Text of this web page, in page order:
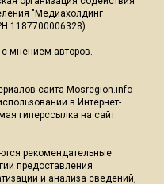
"Медиахолдинг
1187700006328).
мнением авторов.
сайта Mosregion.info
в Интернет-
гиперссылка на сайт
рекомендательные
предоставления
и анализа сведений,